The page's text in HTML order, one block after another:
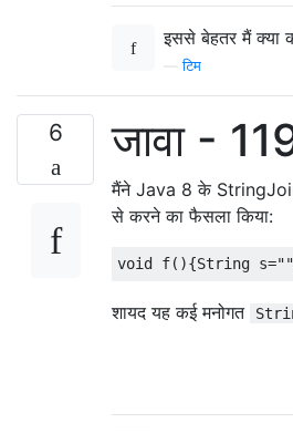
इससे बेहतर मैं क्या
—टिम
6 जावा -
मैंने Java 8 के
से करने का फैसला किया:
शायद यह कई मनोगत